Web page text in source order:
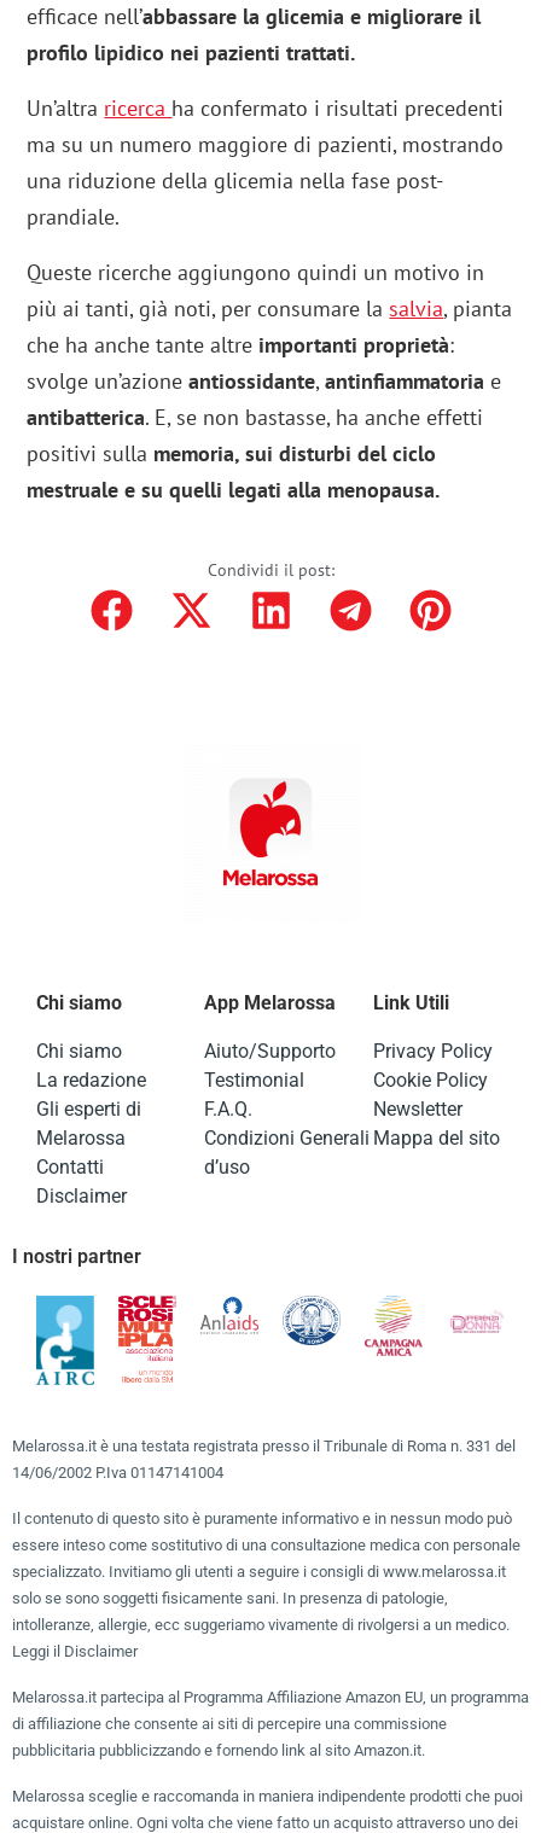
efficace nell’abbassare la glicemia e migliorare il
profilo lipidico nei pazienti trattati.
Un’altra ricerca ha confermato i risultati precedenti
ma su un numero maggiore di pazienti, mostrando
una riduzione della glicemia nella fase post-
prandiale.
Queste ricerche aggiungono quindi un motivo in
più ai tanti, già noti, per consumare la salvia, pianta
che ha anche tante altre importanti proprietà:
svolge un’azioneantiossidante,antinfiammatoria e
antibatterica. E, se non bastasse, ha anche effetti
positivi sulla memoria, sui disturbi del ciclo
mestruale e su quelli legati alla menopausa.
Condividi il post:
Chi siamo
Chi siamo
La redazione
Gli esperti di
Melarossa
Contatti
Disclaimer
App Melarossa
Aiuto/Supporto
Testimonial
F.A.Q.
Condizioni Generali
d’uso
Link Utili
Privacy Policy
Cookie Policy
Newsletter
Mappa del sito
I nostri partner
Melarossa.it è una testata registrata presso il Tribunale di Roma n. 331 del
14/06/2002 P.Iva 01147141004
Il contenuto di questo sito è puramente informativo e in nessun modo può
essere inteso come sostitutivo di una consultazione medica con personale
specializzato. Invitiamo gli utenti a seguire i consigli di www.melarossa.it
solo se sono soggetti fisicamente sani. In presenza di patologie,
intolleranze, allergie, ecc suggeriamo vivamente di rivolgersi a un medico.
Leggi il Disclaimer
Melarossa.it partecipa al Programma Affiliazione Amazon EU, un programma
di affiliazione che consente ai siti di percepire una commissione
pubblicitaria pubblicizzando e fornendo link al sito Amazon.it.
Melarossa sceglie e raccomanda in maniera indipendente prodotti che puoi
acquistare online. Ogni volta che viene fatto un acquisto attraverso uno dei